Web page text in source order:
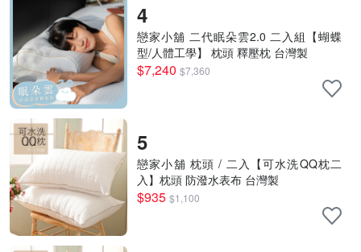
4
戀家小舖 二代眠朵雲2.0 二入組【蝴蝶
型/人體工學】 枕頭 釋壓枕 台灣製
$7,240 $7,360
5
戀家小舖 枕頭 / 二入【可水洗QQ枕二
入】枕頭 防潑水表布 台灣製
$935 $1,100